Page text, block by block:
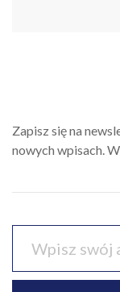
Zapisz się na
nowych wpisach.